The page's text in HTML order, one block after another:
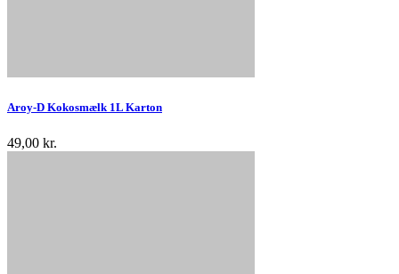
Aroy-D Kokosmælk 1L Karton
49,00 kr.